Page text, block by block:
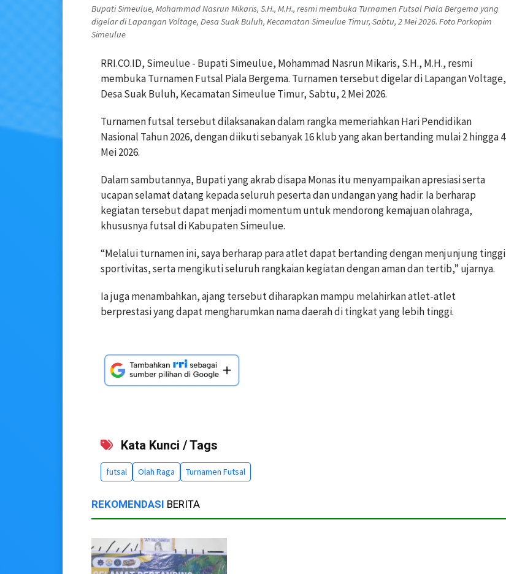
Bupati Simeulue, Mohammad Nasrun Mikaris, S.H., M.H., resmi membuka Turnamen Futsal Piala Bergema yang
digelar di Lapangan Voltage, Desa Suak Buluh, Kecamatan Simeulue Timur, Sabtu, 2 Mei 2026. Foto Porkopim
Simeulue
RRI.CO.ID, Simeulue - Bupati Simeulue, Mohammad Nasrun Mikaris, S.H., M.H., resmi
membuka Turnamen Futsal Piala Bergema. Turnamen tersebut digelar di Lapangan Voltage,
Desa Suak Buluh, Kecamatan Simeulue Timur, Sabtu, 2 Mei 2026.
Turnamen futsal tersebut dilaksanakan dalam rangka memeriahkan Hari Pendidikan
Nasional Tahun 2026, dengan diikuti sebanyak 16 klub yang akan bertanding mulai 2 hingga 4
Mei 2026.
Dalam sambutannya, Bupati yang akrab disapa Monas itu menyampaikan apresiasi serta
ucapan selamat datang kepada seluruh peserta dan undangan yang hadir. Ia berharap
kegiatan tersebut dapat menjadi momentum untuk mendorong kemajuan olahraga,
khususnya futsal di Kabupaten Simeulue.
“Melalui turnamen ini, saya berharap para atlet dapat bertanding dengan menjunjung tinggi
sportivitas, serta mengikuti seluruh rangkaian kegiatan dengan aman dan tertib,” ujarnya.
Ia juga menambahkan, ajang tersebut diharapkan mampu melahirkan atlet-atlet
berprestasi yang dapat mengharumkan nama daerah di tingkat yang lebih tinggi.
Kata Kunci / Tags
futsal Olah Raga Turnamen Futsal
REKOMENDASI BERITA